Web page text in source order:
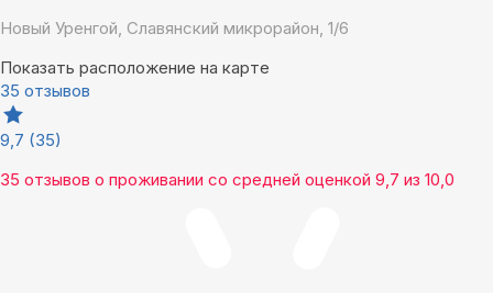
Новый Уренгой, Славянский микрорайон, 1/6
Показать расположение на карте
35 отзывов
9,7 (35)
35 отзывов о проживании со средней оценкой 9,7 из 10,0